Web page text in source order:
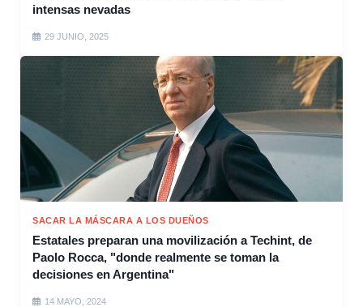
intensas nevadas
29 JUNIO, 2025
SACAR LA MÁSCARA A LOS DUEÑOS
Estatales preparan una movilización a Techint, de
Paolo Rocca, "donde realmente se toman la
decisiones en Argentina"
14 MAYO, 2024